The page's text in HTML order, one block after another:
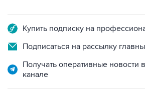
Купить подписку на
Подписаться на рассылку
Получать оперативные новости
канале